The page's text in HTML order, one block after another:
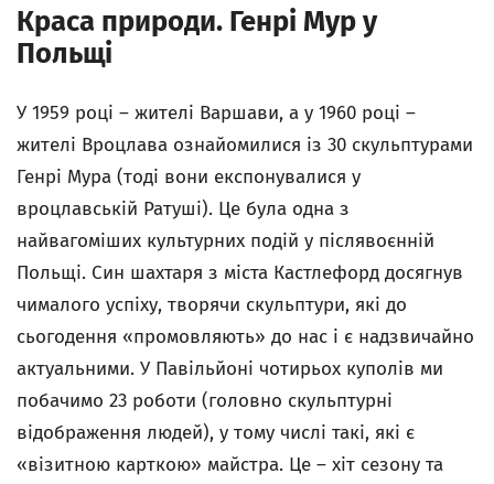
Краса природи. Генрі Мур у
Польщі
У 1959 році – жителі Варшави, а у 1960 році –
жителі Вроцлава ознайомилися із 30 скульптурами
Генрі Мура (тоді вони експонувалися у
вроцлавській Ратуші). Це була одна з
найвагоміших культурних подій у післявоєнній
Польщі. Син шахтаря з міста Кастлефорд досягнув
чималого успіху, творячи скульптури, які до
сьогодення «промовляють» до нас і є надзвичайно
актуальними. У Павільйоні чотирьох куполів ми
побачимо 23 роботи (головно скульптурні
відображення людей), у тому числі такі, які є
«візитною карткою» майстра. Це – хіт сезону та